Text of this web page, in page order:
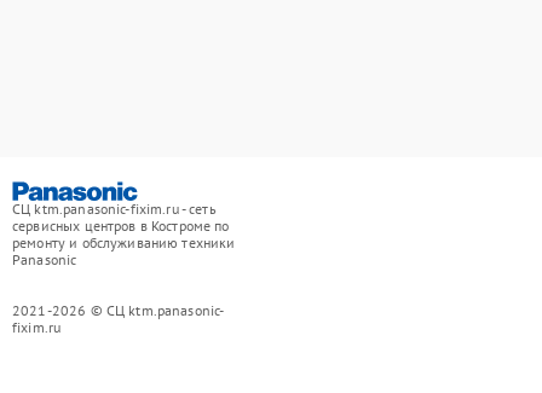
СЦ ktm.panasonic-fixim.ru - сеть
сервисных центров в Костроме по
ремонту и обслуживанию техники
Panasonic
2021-2026 © СЦ ktm.panasonic-
fixim.ru